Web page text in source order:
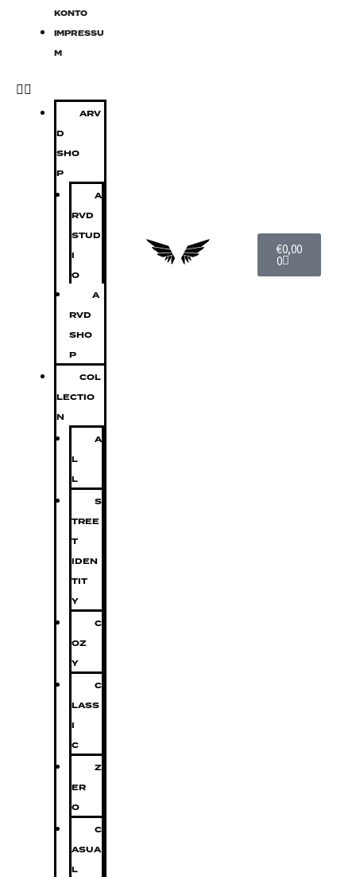
KONTO
IMPRESSU
M
ARV
D
SHO
P
A
RVD
STUD
I
O
A
RVD
SHO
P
COL
LECTIO
N
A
L
L
S
TREE
T
IDEN
TIT
Y
C
OZ
Y
C
LASS
I
C
Z
ER
O
C
ASUA
L
€0,00
0